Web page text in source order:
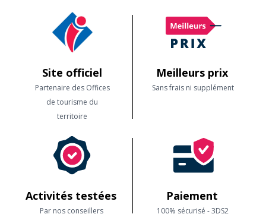
Site officiel
Partenaire des Offices
de tourisme du
territoire
Meilleurs prix
Sans frais ni supplément
Activités testées
Par nos conseillers
Paiement
100% sécurisé - 3DS2